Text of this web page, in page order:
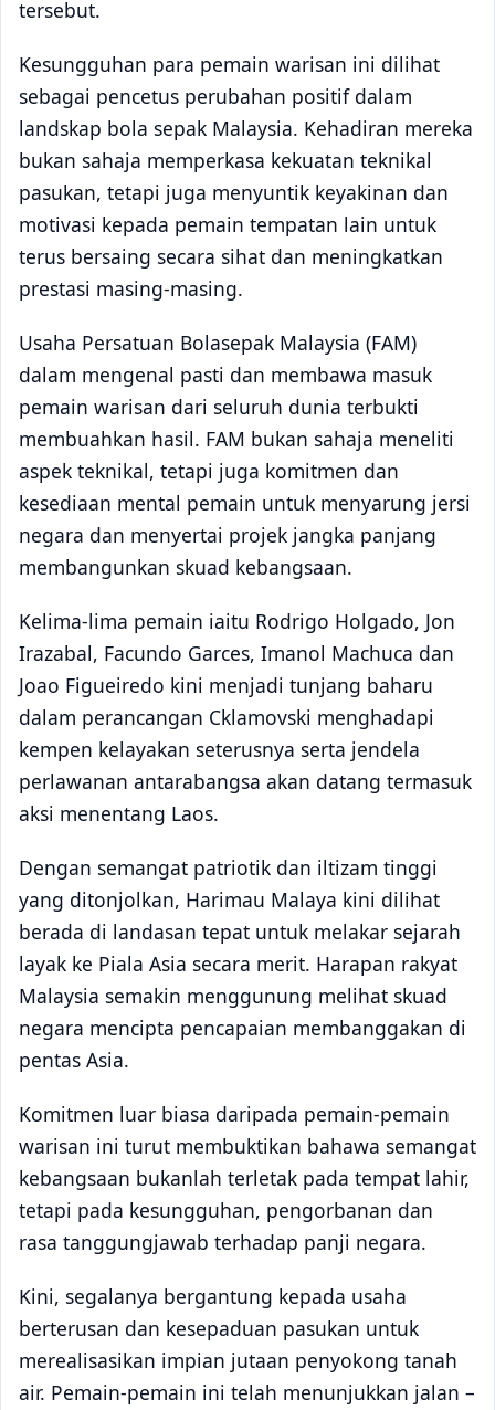
tersebut.
Kesungguhan para pemain warisan ini dilihat
sebagai pencetus perubahan positif dalam
landskap bola sepak Malaysia. Kehadiran mereka
bukan sahaja memperkasa kekuatan teknikal
pasukan, tetapi juga menyuntik keyakinan dan
motivasi kepada pemain tempatan lain untuk
terus bersaing secara sihat dan meningkatkan
prestasi masing-masing.
Usaha Persatuan Bolasepak Malaysia (FAM)
dalam mengenal pasti dan membawa masuk
pemain warisan dari seluruh dunia terbukti
membuahkan hasil. FAM bukan sahaja meneliti
aspek teknikal, tetapi juga komitmen dan
kesediaan mental pemain untuk menyarung jersi
negara dan menyertai projek jangka panjang
membangunkan skuad kebangsaan.
Kelima-lima pemain iaitu Rodrigo Holgado, Jon
Irazabal, Facundo Garces, Imanol Machuca dan
Joao Figueiredo kini menjadi tunjang baharu
dalam perancangan Cklamovski menghadapi
kempen kelayakan seterusnya serta jendela
perlawanan antarabangsa akan datang termasuk
aksi menentang Laos.
Dengan semangat patriotik dan iltizam tinggi
yang ditonjolkan, Harimau Malaya kini dilihat
berada di landasan tepat untuk melakar sejarah
layak ke Piala Asia secara merit. Harapan rakyat
Malaysia semakin menggunung melihat skuad
negara mencipta pencapaian membanggakan di
pentas Asia.
Komitmen luar biasa daripada pemain-pemain
warisan ini turut membuktikan bahawa semangat
kebangsaan bukanlah terletak pada tempat lahir,
tetapi pada kesungguhan, pengorbanan dan
rasa tanggungjawab terhadap panji negara.
Kini, segalanya bergantung kepada usaha
berterusan dan kesepaduan pasukan untuk
merealisasikan impian jutaan penyokong tanah
air. Pemain-pemain ini telah menunjukkan jalan –